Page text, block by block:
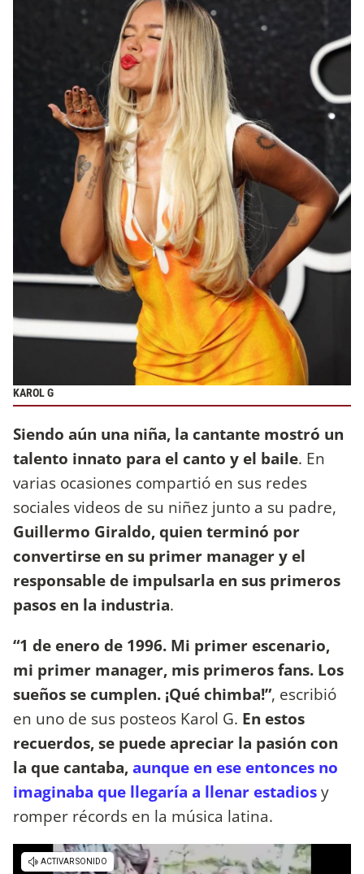
KAROL G
Siendo aún una niña, la cantante mostró un
talento innato para el canto y el baile. En
varias ocasiones compartió en sus redes
sociales videos de su niñez junto a su padre,
Guillermo Giraldo, quien terminó por
convertirse en su primer manager y el
responsable de impulsarla en sus primeros
pasos en la industria.
“1 de enero de 1996. Mi primer escenario,
mi primer manager, mis primeros fans. Los
sueños se cumplen. ¡Qué chimba!”, escribió
en uno de sus posteos Karol G. En estos
recuerdos, se puede apreciar la pasión con
la que cantaba,aunque en ese entonces no
imaginaba que llegaría a llenar estadiosy
romper récords en la música latina.